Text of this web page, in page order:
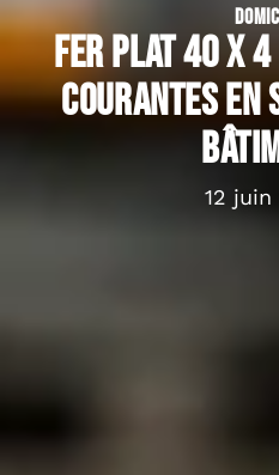
Fer plat 40 x
courantes
12 juin